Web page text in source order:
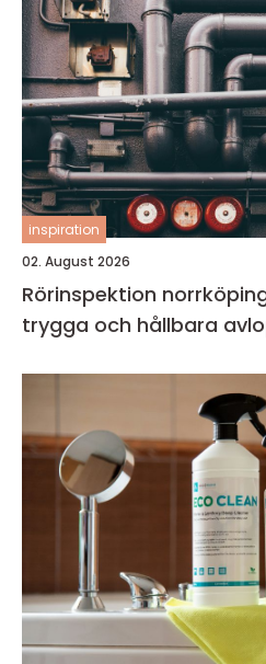
inspiration
02. August 2026
Rörinspektion norrköping så
trygga och hållbara